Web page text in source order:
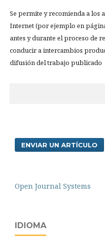
Se permite y recomienda a los
Internet (por ejemplo en
antes y durante el proceso de
conducir a intercambios
difusión del trabajo publicado
ENVIAR UN ARTÍCULO
Open Journal Systems
IDIOMA